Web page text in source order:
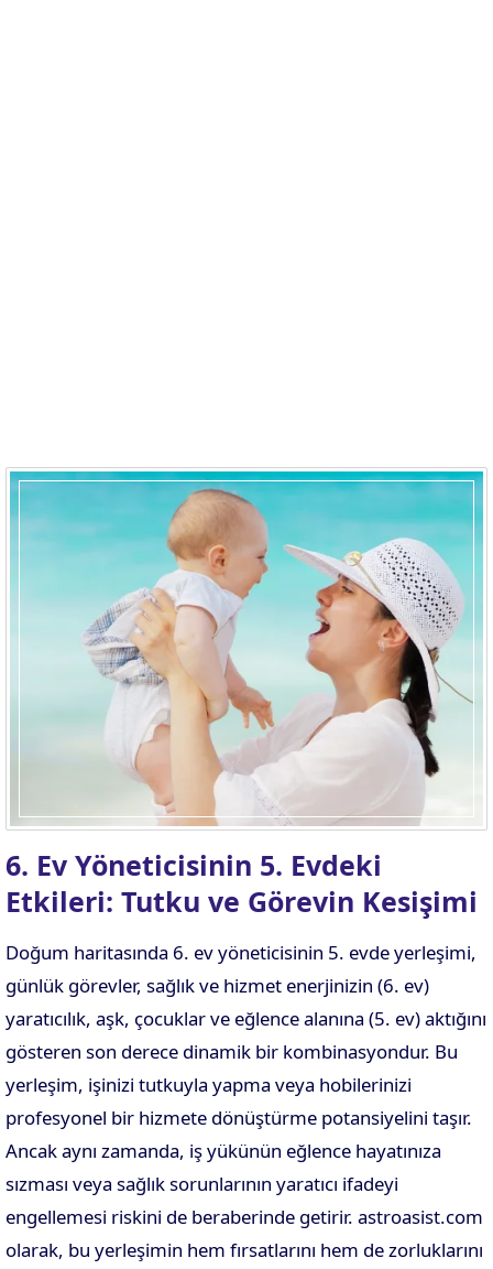
6. Ev Yöneticisinin 5. Evdeki
Etkileri: Tutku ve Görevin Kesişimi
Doğum haritasında 6. ev yöneticisinin 5. evde yerleşimi,
günlük görevler, sağlık ve hizmet enerjinizin (6. ev)
yaratıcılık, aşk, çocuklar ve eğlence alanına (5. ev) aktığını
gösteren son derece dinamik bir kombinasyondur. Bu
yerleşim, işinizi tutkuyla yapma veya hobilerinizi
profesyonel bir hizmete dönüştürme potansiyelini taşır.
Ancak aynı zamanda, iş yükünün eğlence hayatınıza
sızması veya sağlık sorunlarının yaratıcı ifadeyi
engellemesi riskini de beraberinde getirir. astroasist.com
olarak, bu yerleşimin hem fırsatlarını hem de zorluklarını